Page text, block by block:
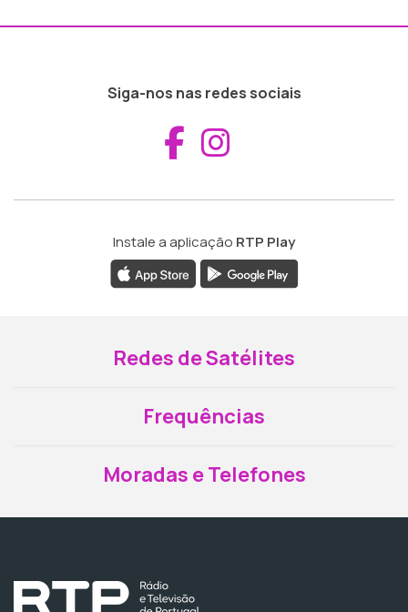
Siga-nos nas redes sociais
Aceder ao
Instale a aplicação RTP Play
Redes de Satélites
Frequências
Moradas e Telefones